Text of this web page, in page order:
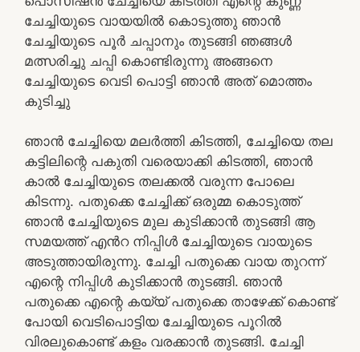
ചേച്ചിയുടെ വായയിൽ കൊടുത്തു ഞാൻ
ചേച്ചിയുടെ പൂർ ചപ്പാനും തുടങ്ങി ഞങ്ങൾ
മത്സരിച്ചു ചപ്പി കൊണ്ടിരുന്നു അങ്ങനെ
ചേച്ചിയുടെ വെടി പൊട്ടി ഞാൻ അത് മൊത്തം
കുടിച്ചു
ഞാൻ ചേച്ചിയെ മലർത്തി കിടത്തി, ചേച്ചിയെ തല
കട്ടിലിന്റെ പകുതി വരെയാക്കി കിടത്തി, ഞാൻ
കാൽ ചേച്ചിയുടെ തലക്കൽ വരുന്ന പോലെ
കിടന്നു. പതുക്കെ ചേച്ചിക്ക് ഒരുമ്മ കൊടുത്ത്
ഞാൻ ചേച്ചിയുടെ മുല കുടിക്കാൻ തുടങ്ങി ആ
സമയത്ത് എൻറ നിപ്പിൾ ചേച്ചിയുടെ വായുടെ
അടുത്തായിരുന്നു. ചേച്ചി പതുക്കെ വായ തുറന്ന്
എന്റെ നിപ്പിൾ കുടിക്കാൻ തുടങ്ങി. ഞാൻ
പതുക്കെ എന്റെ കയ്യ് പതുക്കെ താഴേക്ക് കൊണ്ട്
പോയി വെടിപൊട്ടിയ ചേച്ചിയുടെ പൂറിൽ
വിരലുകൊണ്ട് കളം വരക്കാൻ തുടങ്ങി. ചേച്ചി